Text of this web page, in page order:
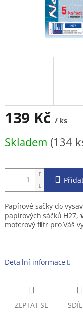
139 Kč / ks
cena:
Skladem (134
Papírové sáčky do
papírových sáčků H27,
motorový filtr pro Váš
Detailní informace
ZEPTAT SE